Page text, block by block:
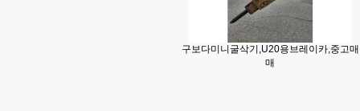
구보다미니굴삭기,U20용브레이카,중고매
매